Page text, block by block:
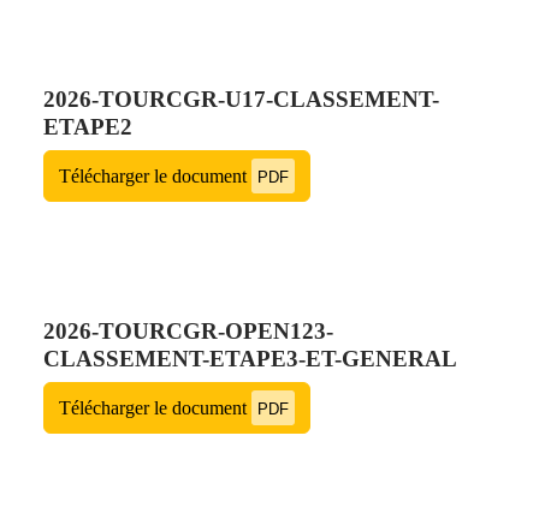
2026-TOURCGR-U17-CLASSEMENT-
ETAPE2
Télécharger le document PDF
2026-TOURCGR-OPEN123-
CLASSEMENT-ETAPE3-ET-GENERAL
Télécharger le document PDF